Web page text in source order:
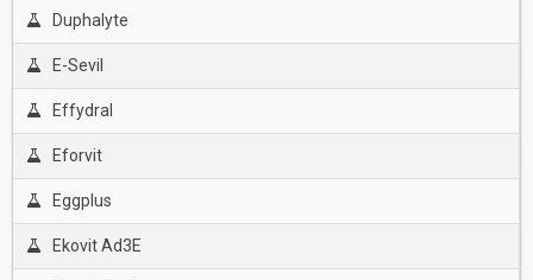
Duphalyte
E-Sevil
Effydral
Eforvit
Eggplus
Ekovit Ad3E